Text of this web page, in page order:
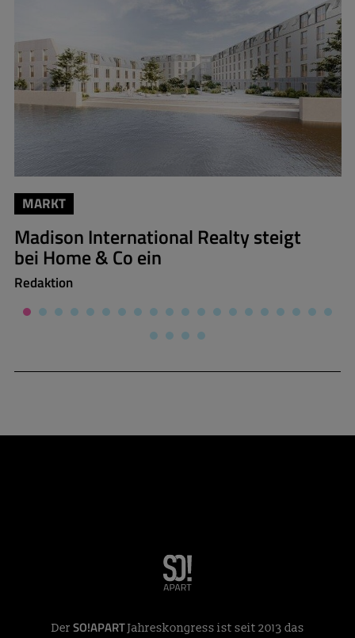
MARKT
Madison International Realty steigt
bei Home & Co ein
Redaktion
Der SO!APARTJahreskongress ist seit 2013 das